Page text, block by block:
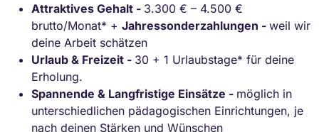
Attraktives Gehalt - 3.300 € – 4.500 €
brutto/Monat* + Jahressonderzahlungen - weil wir
deine Arbeit schätzen
Urlaub & Freizeit - 30 + 1 Urlaubstage* für deine
Erholung.
Spannende & Langfristige Einsätze - möglich in
unterschiedlichen pädagogischen Einrichtungen, je
nach deinen Stärken und Wünschen